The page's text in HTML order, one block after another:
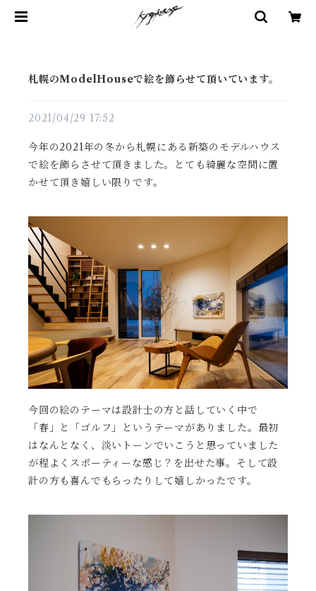
札幌のModelHouseで絵を飾らせて頂いています。
2021/04/29 17:52
今年の2021年の冬から札幌にある新築のモデルハウス
で絵を飾らさせて頂きました。とても綺麗な空間に置
かせて頂き嬉しい限りです。
今回の絵のテーマは設計士の方と話していく中で
「春」と「ゴルフ」というテーマがありました。最初
はなんとなく、淡いトーンでいこうと思っていました
が程よくスポーティーな感じ？を出せた事。そして設
計の方も喜んでもらったりして嬉しかったです。